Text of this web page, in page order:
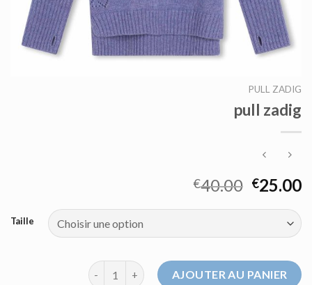
PULL ZADIG
pull zadig
€40.00 €25.00
Taille
quantité de pull zadigAJOUTER AU PANIER